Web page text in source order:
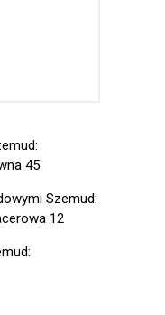
45
Szemud:
12